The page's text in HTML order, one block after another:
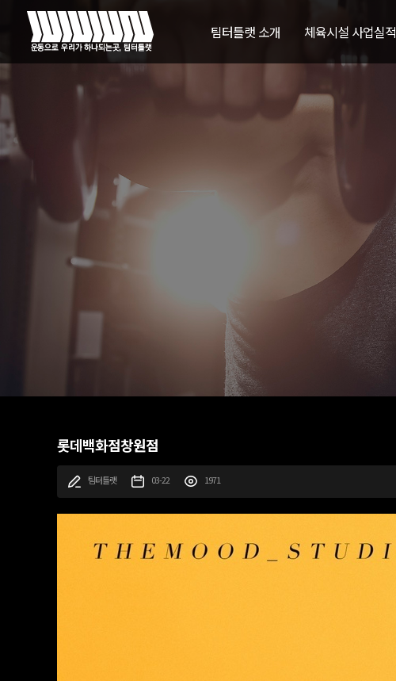
팀터틀랫 소개 체육시설 사업실적
롯데백화점창원점
팀터틀랫 03-22 1971